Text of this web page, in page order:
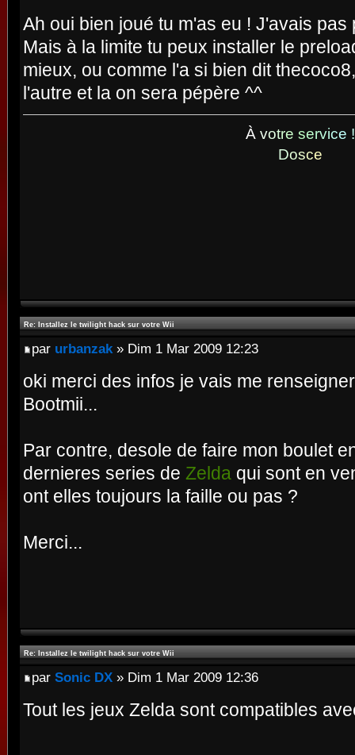
Ah oui bien joué tu m'as eu ! J'avais pas
Mais à la limite tu peux installer le
mieux, ou comme l'a si bien dit
l'autre et la on sera pépère ^^
À votre service !
Dosce
Re: Installez le twilight hack sur votre Wii
par urbanzak» Dim 1 Mar 2009 12:23
oki merci des infos je vais me
Bootmii...
Par contre, desole de faire mon boulet
dernieres series de Zelda qui sont en
ont elles toujours la faille ou pas ?
Merci...
Re: Installez le twilight hack sur votre Wii
par Sonic DX » Dim 1 Mar 2009 12:36
Tout les jeux Zelda sont compatibles